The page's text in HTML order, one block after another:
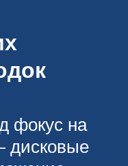
фокус на
дисковые